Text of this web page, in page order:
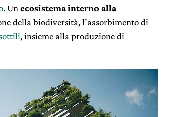
. Un ecosistema interno alla
della biodiversità,l’assorbimento di
, insieme alla produzione di